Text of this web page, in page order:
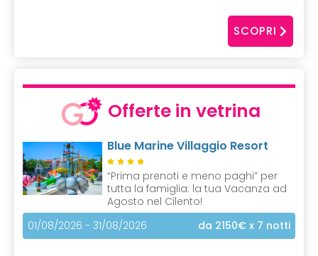
SCOPRI
Offerte in vetrina
Blue Marine Villaggio Resort
“Prima prenoti e meno paghi” per
tutta la famiglia: la tua Vacanza ad
Agosto nel Cilento!
01/08/2026 - 31/08/2026
da 2150€ x 7 notti